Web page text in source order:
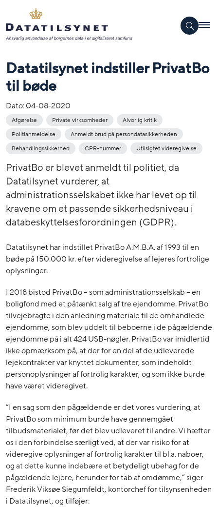
Datatilsynet indstiller PrivatBo
til bøde
Dato:04-08-2020
Afgørelse Private virksomheder
Alvorlig kritik
Politianmeldelse
Anmeldt brud på persondatasikkerheden
Behandlingssikkerhed
CPR-nummer Utilsigtet videregivelse
PrivatBo er blevet anmeldt til politiet, da
Datatilsynet vurderer, at
administrationsselskabet ikke har levet op til
kravene om et passende sikkerhedsniveau i
databeskyttelsesforordningen (GDPR).
Datatilsynet har indstillet PrivatBo A.M.B.A. af 1993 til en
bøde på 150.000 kr. efter videregivelse af lejeres fortrolige
oplysninger.
I 2018 bistod PrivatBo – som administrationsselskab – en
boligfond med et påtænkt salg af tre ejendomme. PrivatBo
tilvejebragte i den anledning materiale til de omhandlede
ejendomme, som blev uddelt til beboerne i de pågældende
ejendomme på i alt 424 USB-nøgler. PrivatBo var imidlertid
ikke opmærksom på, at der for en del af de udleverede
lejekontrakter var knyttet dokumenter, som indeholdt
personoplysninger af fortrolig karakter, og som ikke burde
have været videregivet.
”I en sag som den pågældende er det vores vurdering, at
PrivatBo som minimum burde have gennemgået
tilbudsmaterialet, før det blev udleveret til andre. Vi hæfter
os i den forbindelse særligt ved, at der var risiko for at
videregive oplysninger af fortrolig karakter til bl.a. naboer,
og at dette kunne indebære et betydeligt ubehag for de
pågældende lejere, herunder for tab af omdømme,” siger
Frederik Viksøe Siegumfeldt, kontorchef for tilsynsenheden
i Datatilsynet, og tilføjer: